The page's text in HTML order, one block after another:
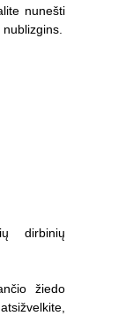
nunešti
dirbinių
žiedo